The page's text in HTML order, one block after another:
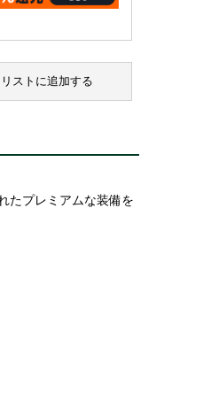
ストに追加する
たプレミアムな装備を